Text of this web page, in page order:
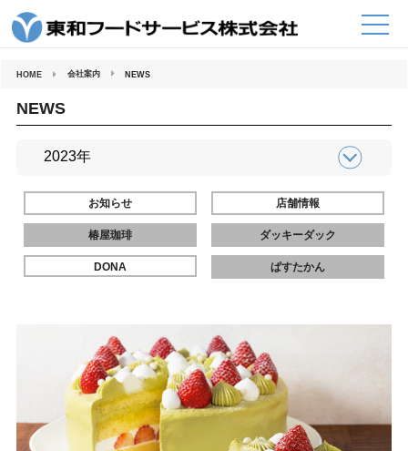
HOME 会社案内 NEWS
NEWS
お知らせ 店舗情報
椿屋珈琲 ダッキーダック
DONA ぱすたかん